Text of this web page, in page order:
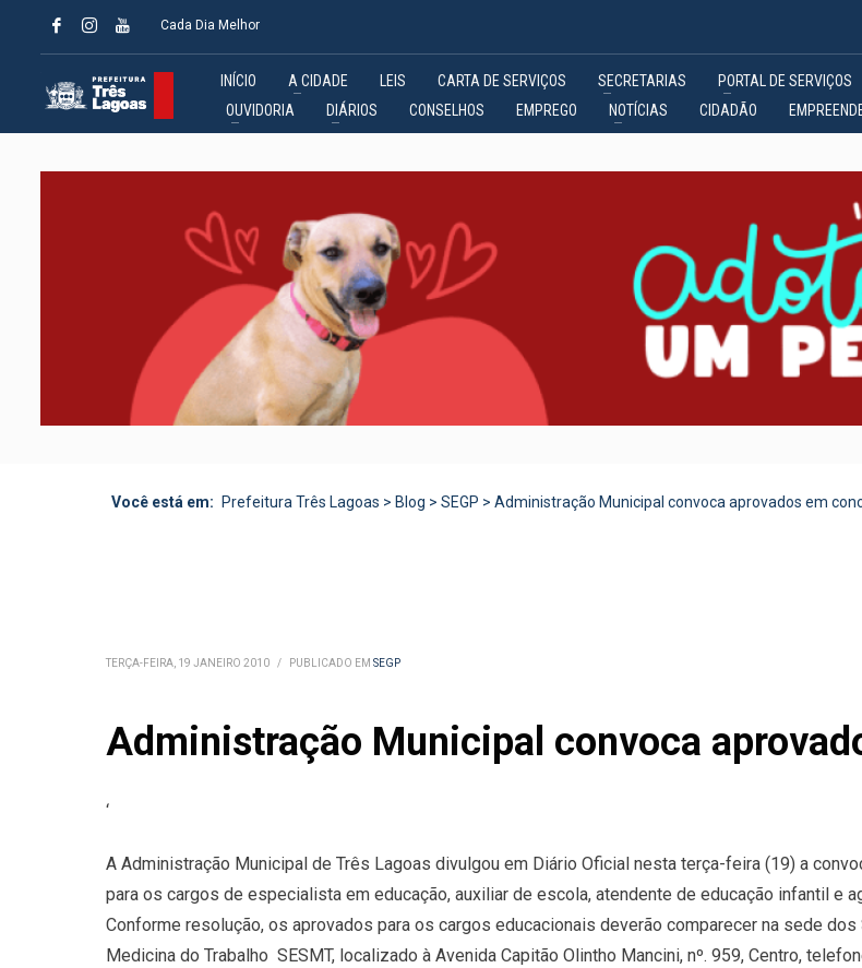
Cada Dia Melhor
INÍCIO A CIDADE LEIS CARTA DE SERVIÇOS SECRETARIAS PORTAL DE SERVIÇOS
OUVIDORIA
DIÁRIOS CONSELHOS EMPREGO NOTÍCIAS CIDADÃO
Você está em: Prefeitura Três Lagoas > Blog > SEGP > Administração Municipal convoca aprovados em
TERÇA-FEIRA, 19 JANEIRO 2010 / PUBLICADO EM SEGP
Administração Municipal convoca
‘
A Administração Municipal de Três Lagoas divulgou em Diário Oficial nesta terça-feira (19) a
para os cargos de especialista em educação, auxiliar de escola, atendente de educação infantil e
Conforme resolução, os aprovados para os cargos educacionais deverão comparecer na sede
Medicina do Trabalho  SESMT, localizado à Avenida Capitão Olintho Mancini, nº. 959, Centro,